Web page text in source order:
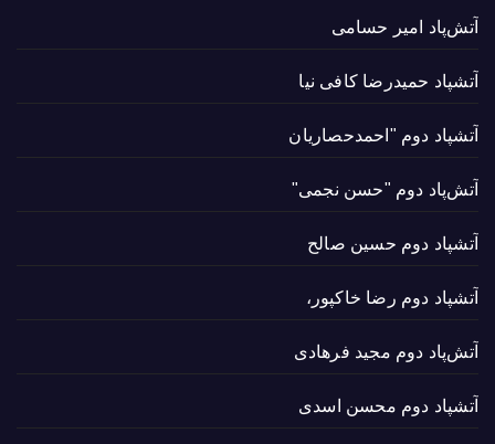
آتش‌پاد امیر حسامی
آتشپاد حميدرضا کافی نیا
آتشپاد دوم "احمدحصاریان
آتش‌پاد دوم "حسن نجمی"
آتشپاد دوم حسین صالح
آتشپاد دوم رضا خاکپور،
آتش‌پاد دوم مجید فرهادی
آتشپاد دوم محسن اسدی